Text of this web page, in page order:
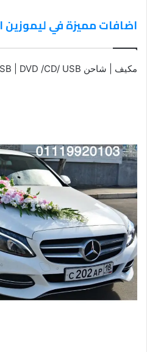
اضافات مميزة في ليموزين
مكيف | شاحن USB | DVD /CD/ USB | شاشة عرض | GPS